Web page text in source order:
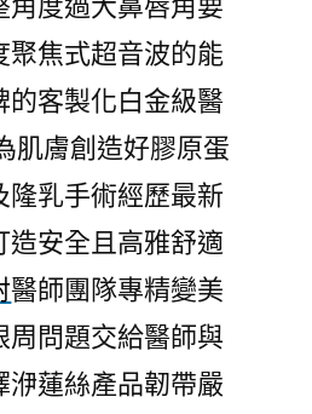
聚焦式超音波的能
的客製化白金級醫
肌膚創造好膠原蛋
隆乳手術經歷最新
造安全且高雅舒適
醫師團隊專精變美
周問題交給醫師與
洢蓮絲產品韌帶嚴